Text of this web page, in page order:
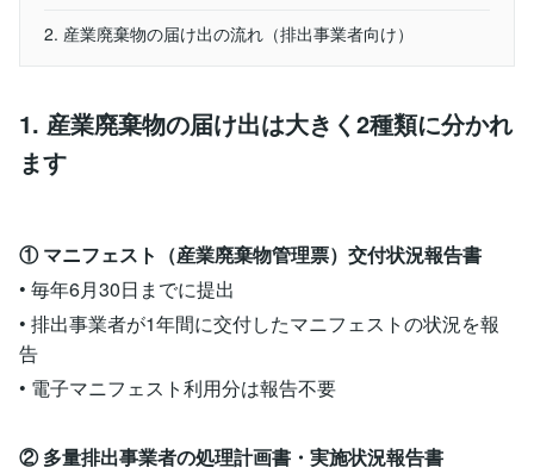
2. 産業廃棄物の届け出の流れ（排出事業者向け）
1. 産業廃棄物の届け出は大きく2種類に分かれ
ます
① マニフェスト（産業廃棄物管理票）交付状況報告書
• 毎年6月30日までに提出
• 排出事業者が1年間に交付したマニフェストの状況を報
告
• 電子マニフェスト利用分は報告不要
② 多量排出事業者の処理計画書・実施状況報告書